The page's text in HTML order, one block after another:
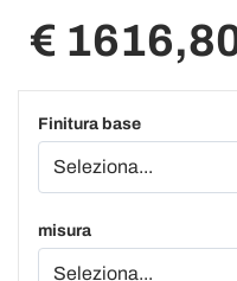
€
Finitura base
misura